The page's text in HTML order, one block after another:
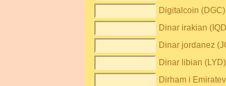
Digitalcoin (DGC)
Dinar irakian
Dinar jordanez
Dinar libian (LYD)
Dirham i